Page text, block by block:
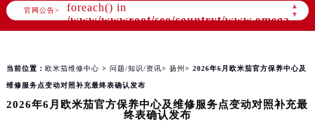
官网公告>
▲
▼
foreach() in
/www/wwwroot/seo/countryt/
content/themes/OMEGA/header.phpon
当前位置： 欧米茄维修中心 > 问题/知识/资讯> 扬州 > 2026年6月欧米茄官方保养中心及
维修服务点变动对照补充最终表确认发布
2026年6月欧米茄官方保养中心及维修服务点变动对照补充最
终表确认发布